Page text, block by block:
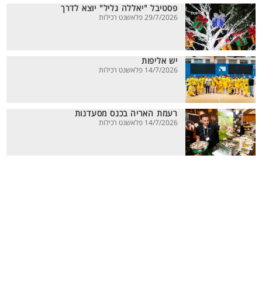
פסטיבל "יאללה גליל" יוצא לדרך
29/7/2026 פלאשנט רכילות
יש אליפות
14/7/2026 פלאשנט רכילות
רעמת האריה בכנס מסעדנות
14/7/2026 פלאשנט רכילות